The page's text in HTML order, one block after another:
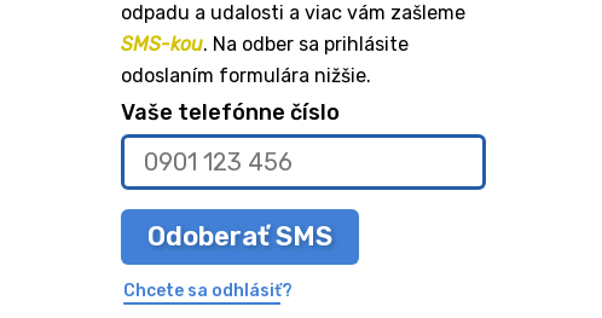
odpadu a udalosti a viac vám zašleme
SMS-kou. Na odber sa prihlásite
odoslaním formulára nižšie.
Vaše telefónne číslo
Odoberať SMS
Chcete sa odhlásiť?